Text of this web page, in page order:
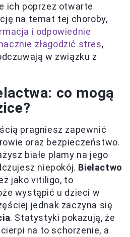
ich poprzez otwarte
na temat tej choroby,
i odpowiednie
złagodzić stres,
w związku z
co mogą
pragniesz zapewnić
oraz bezpieczeństwo.
białe plamy na jego
niepokój. Bielactwo
jako vitiligo, to
wystąpić u dzieci w
jednak zaczyna się
. Statystyki pokazują, że
cierpi na to schorzenie, a